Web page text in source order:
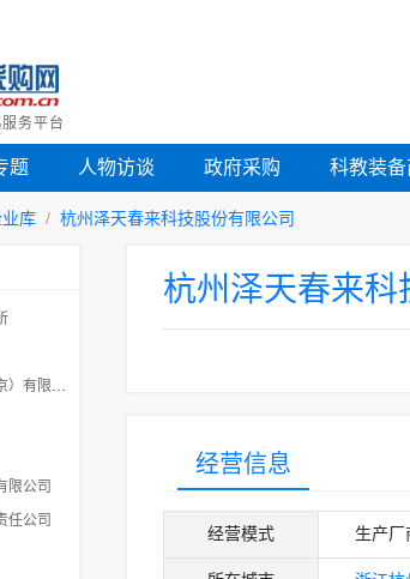
务平台
题 人物访谈 政府采购 科教装
库 杭州泽天春来科技股份有限公司
限公司
限公司
任公司
杭州泽天春来科
经营信息
经营模式 生产厂